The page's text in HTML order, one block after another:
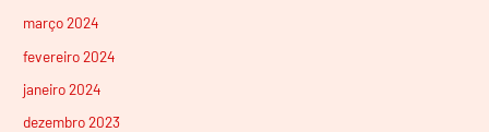
março 2024
fevereiro 2024
janeiro 2024
dezembro 2023